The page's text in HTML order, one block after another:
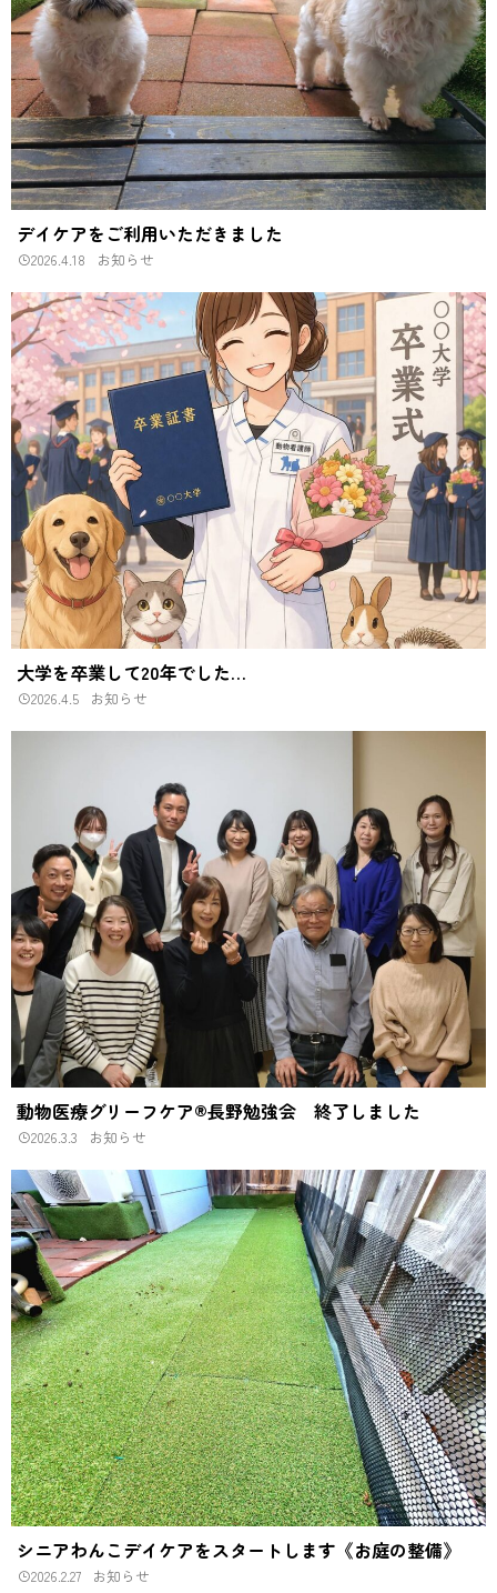
デイケアをご利用いただきました
2026.4.18 お知らせ
大学を卒業して20年でした…
2026.4.5 お知らせ
動物医療グリーフケア®長野勉強会 終了しました
2026.3.3 お知らせ
シニアわんこデイケアをスタートします《お庭の整備》
2026.2.27 お知らせ